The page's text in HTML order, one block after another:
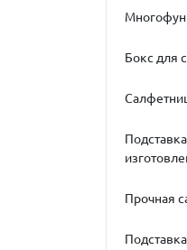
Бокс для
Прочная